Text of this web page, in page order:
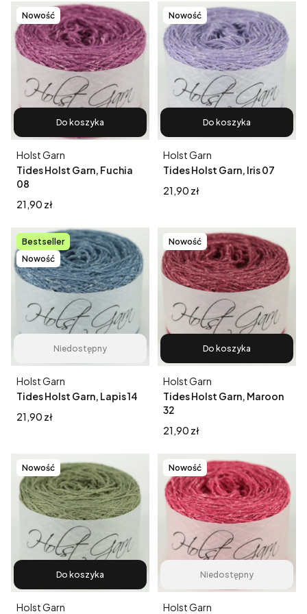
Nowość
Do koszyka
Tides Holst Garn, Fuchia
08
Producent
Holst Garn
Cena
21,90 zł
Nowość
Do koszyka
Tides Holst Garn, Iris 07
Producent
Holst Garn
Cena
21,90 zł
Bestseller
Nowość
Niedostępny
Tides Holst Garn, Lapis 14
Producent
Holst Garn
Cena
21,90 zł
Nowość
Do koszyka
Tides Holst Garn, Maroon
32
Producent
Holst Garn
Cena
21,90 zł
Nowość
Do koszyka
Producent
Holst Garn
Nowość
Niedostępny
Producent
Holst Garn